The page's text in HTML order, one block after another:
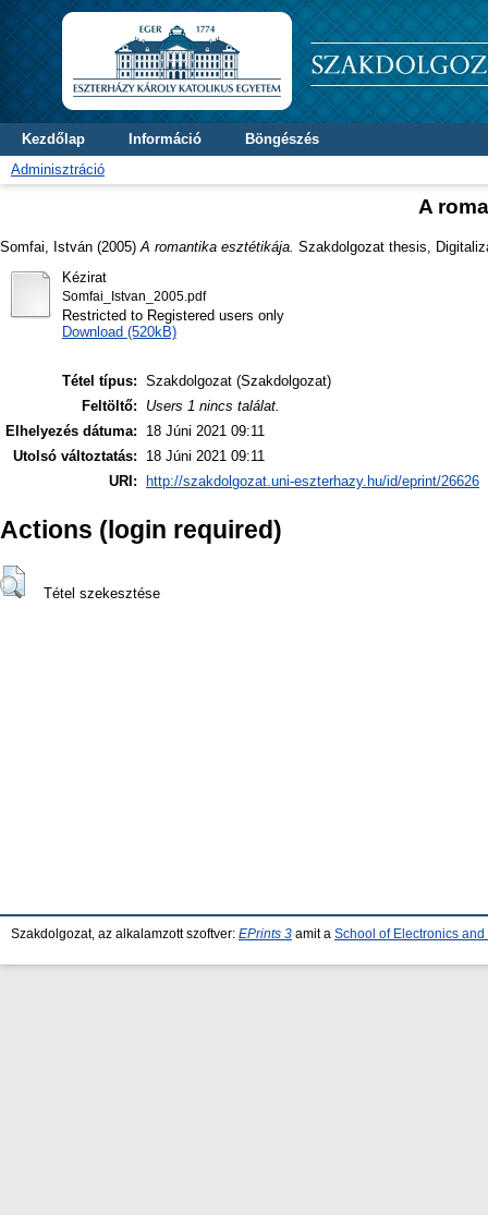
Kezdőlap Információ
Böngészés
Adminisztráció
A
Somfai, István (2005) A romantika esztétikája. Szakdolgozat thesis,
Kézirat
Somfai_Istvan_2005.pdf
Restricted to Registered users only
Download (520kB)
Tétel típus: Szakdolgozat (Szakdolgozat)
Feltöltő:
Users 1 nincs találat.
Elhelyezés dátuma:
18 Júni 2021 09:11
Utolsó változtatás:
18 Júni 2021 09:11
URI:
http://szakdolgozat.uni-eszterhazy.hu/id/eprint/26626
Actions (login required)
Tétel szekesztése
Szakdolgozat, az alkalamzott szoftver: EPrints 3 amit a School of Electronics